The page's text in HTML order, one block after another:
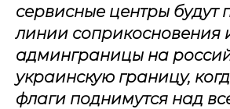
сервисные центры будут
линии соприкосновения
админграницы на
украинскую границу,
флаги поднимутся над